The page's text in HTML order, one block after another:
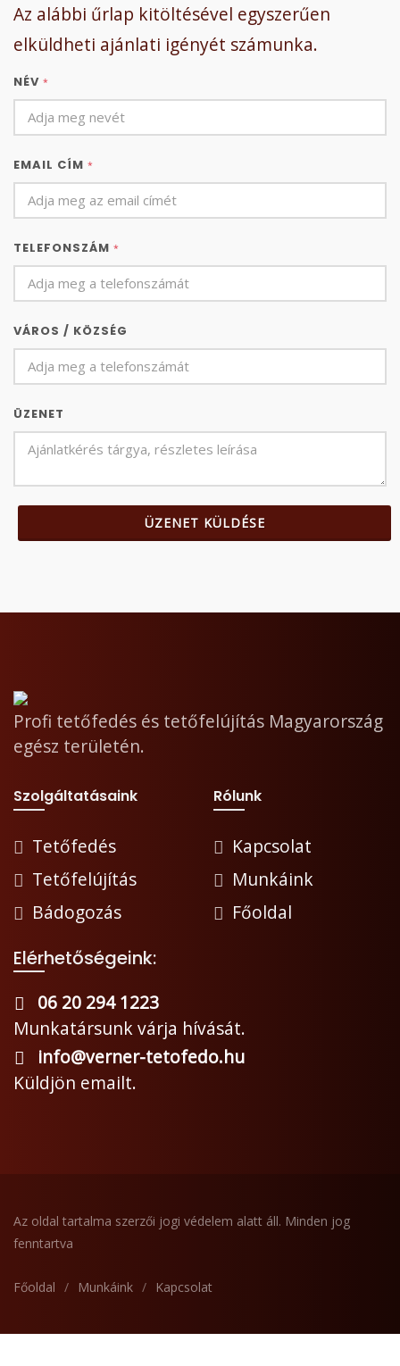
Az alábbi űrlap kitöltésével egyszerűen
elküldheti ajánlati igényét számunka.
NÉV *
EMAIL CÍM *
TELEFONSZÁM *
VÁROS / KÖZSÉG
ÜZENET
ÜZENET KÜLDÉSE
Profi tetőfedés és tetőfelújítás Magyarország
egész területén.
Szolgáltatásaink
Tetőfedés
Tetőfelújítás
Bádogozás
Rólunk
Kapcsolat
Munkáink
Főoldal
Elérhetőségeink:
06 20 294 1223
Munkatársunk várja hívását.
info@verner-tetofedo.hu
Küldjön emailt.
Az oldal tartalma szerzői jogi védelem alatt áll. Minden jog
fenntartva
Főoldal / Munkáink / Kapcsolat